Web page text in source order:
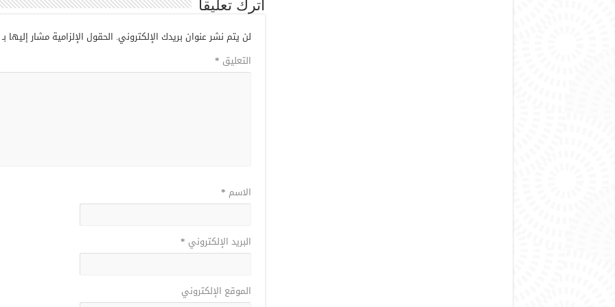
اترك تعليقاً
لن يتم نشر عنوان بريدك الإلكتروني. الحقول الإلزامية مشار إليها
التعليق *
الاسم *
البريد الإلكتروني *
الموقع الإلكتروني